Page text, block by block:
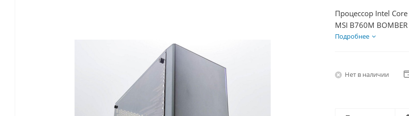
Процессор Intel
MSI B760M
Диски SSD 1000Гб +
Подробнее
Нет в наличии